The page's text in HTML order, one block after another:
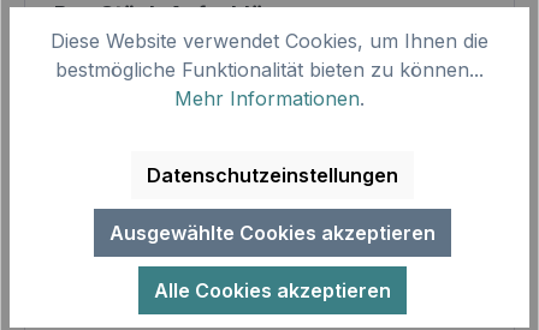
Pro-Stück-Aufschläge
Produktpreis
111,68 €
Zwischensumme
Zusammenfassung
Gesamtpreis
111,68 €
Preise inkl. MwSt. zzgl. Versandkosten
Aufgrund von Neuberechnungen im Warenkorb sind
abweichende Endpreise möglich.
Diese Website verwendet Cookies, um Ihnen die
bestmögliche Funktionalität bieten zu können...
Mehr Informationen.
Datenschutzeinstellungen
Ausgewählte Cookies akzeptieren
Alle Cookies akzeptieren